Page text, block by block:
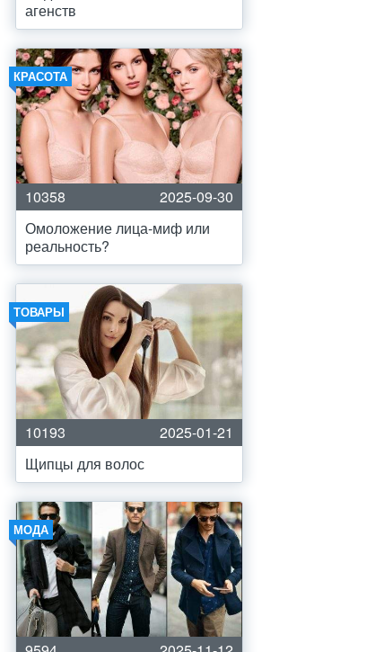
агенств
КРАСОТА
10358
2025-09-30
Омоложение лица-миф или
реальность?
ТОВАРЫ
10193
2025-01-21
Щипцы для волос
МОДА